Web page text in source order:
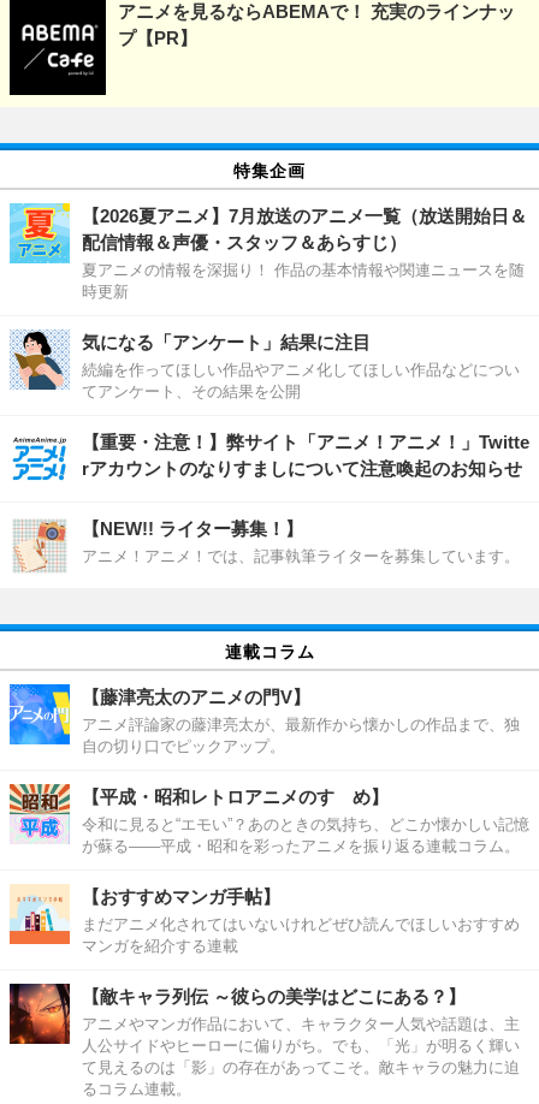
アニメを見るならABEMAで！ 充実のラインナッ
プ【PR】
特集企画
【2026夏アニメ】7月放送のアニメ一覧（放送開始日＆
配信情報＆声優・スタッフ＆あらすじ）
夏アニメの情報を深掘り！ 作品の基本情報や関連ニュースを随
時更新
気になる「アンケート」結果に注目
続編を作ってほしい作品やアニメ化してほしい作品などについ
てアンケート、その結果を公開
【重要・注意！】弊サイト「アニメ！アニメ！」Twitte
rアカウントのなりすましについて注意喚起のお知らせ
【NEW!! ライター募集！】
アニメ！アニメ！では、記事執筆ライターを募集しています。
連載コラム
【藤津亮太のアニメの門V】
アニメ評論家の藤津亮太が、最新作から懐かしの作品まで、独
自の切り口でピックアップ。
【平成・昭和レトロアニメのすゝめ】
令和に見ると“エモい”？あのときの気持ち、どこか懐かしい記憶
が蘇る――平成・昭和を彩ったアニメを振り返る連載コラム。
【おすすめマンガ手帖】
まだアニメ化されてはいないけれどぜひ読んでほしいおすすめ
マンガを紹介する連載
【敵キャラ列伝 ～彼らの美学はどこにある？】
アニメやマンガ作品において、キャラクター人気や話題は、主
人公サイドやヒーローに偏りがち。でも、「光」が明るく輝い
て見えるのは「影」の存在があってこそ。敵キャラの魅力に迫
るコラム連載。